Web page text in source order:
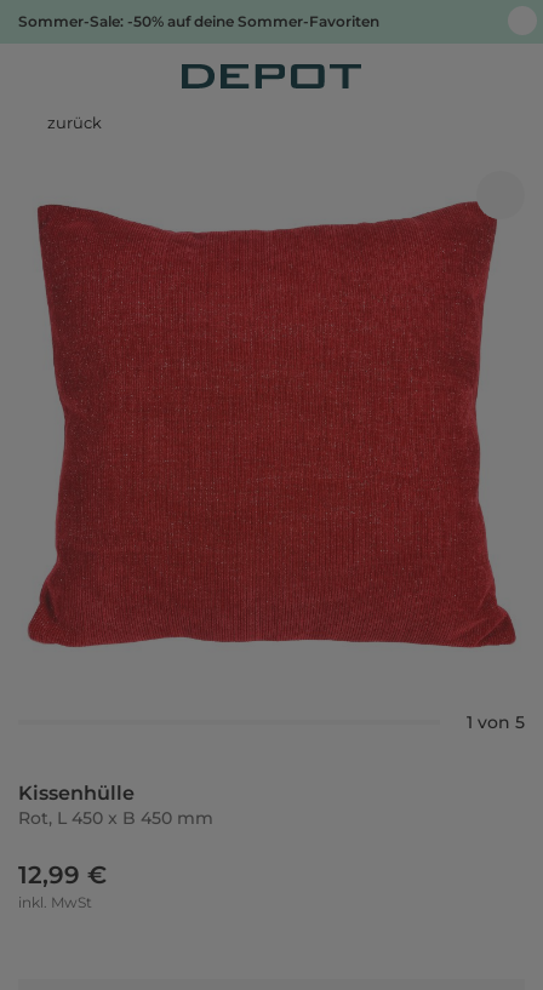
Sommer-Sale: -50% auf deine Sommer-Favoriten
zurück
1 von 5
Kissenhülle
Rot, L 450 x B 450 mm
12,99 €
inkl. MwSt